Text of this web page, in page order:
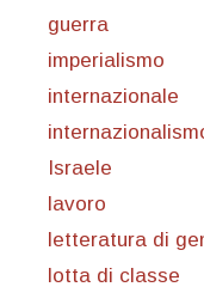
guerra
imperialismo
internazionale
Israele
lavoro
letteratura di
lotta di classe